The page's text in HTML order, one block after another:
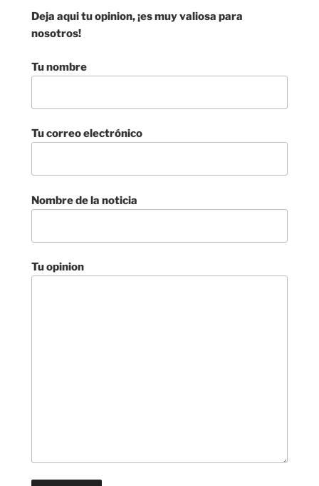
Deja aqui tu opinion, ¡es muy valiosa para
nosotros!
Tu nombre
Tu correo electrónico
Nombre de la noticia
Tu opinion